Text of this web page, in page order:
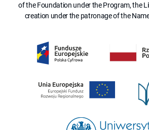
of the Foundation under the Program, the
creation under the patronage of the